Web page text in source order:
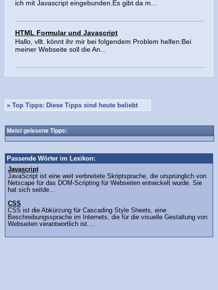
ich mit Javascript eingebunden.Es gibt da m...
HTML Formular und Javascript
Hallo, vllt. könnt ihr mir bei folgendem Problem helfen:Bei
meiner Webseite soll die An...
» Top Tipps: Diese Tipps sind heute beliebt
Meist gelesene Tipps:
Passende Wörter im Lexikon:
Javascript
JavaScript ist eine weit verbreitete Skriptsprache, die ursprünglich von
Netscape für das DOM-Scripting für Webseiten entwickelt wurde. Sie
hat sich seitde...
CSS
CSS ist die Abkürzung für Cascading Style Sheets, eine
Beschreibungssprache im Internets, die für die visuelle Gestaltung von
Webseiten verantwortlich ist....